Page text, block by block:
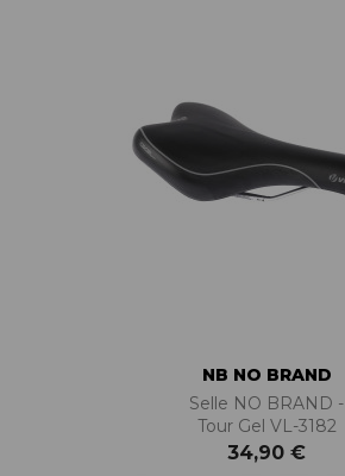
NB NO BRAND
Selle NO BRAND -
Tour Gel VL-3182
34,90 €